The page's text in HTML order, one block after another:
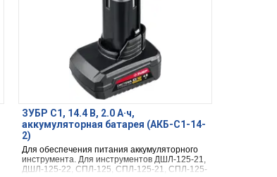
ЗУБР С1, 14.4 В, 2.0 А·ч,
аккумуляторная батарея (АКБ-С1-14-
2)
Для обеспечения питания аккумуляторного
инструмента. Для ин­стру­мен­тов ДШЛ-125-21,
ДШЛ-125-22, СПЛ-125, СПЛ-125-21, СПЛ-125-